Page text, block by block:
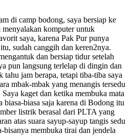
di camp bodong, saya bersiap ke
menyalakan komputer untuk
saya, karena Pak Pur punya
sudah canggih dan keren2nya.
dan bersiap tidur setelah
pun langsung terlelap di dingin dan
tahu jam berapa, tetapi tiba-tiba saya
mbak-mbak yang menangis tersedu
kaget dan ketika membuka mata
biasa-biasa saja karena di Bodong itu
listrik berasal dari PLTA yang
atas suara sayup-sayup tangis sedu
bisanya membuka tirai dan jendela